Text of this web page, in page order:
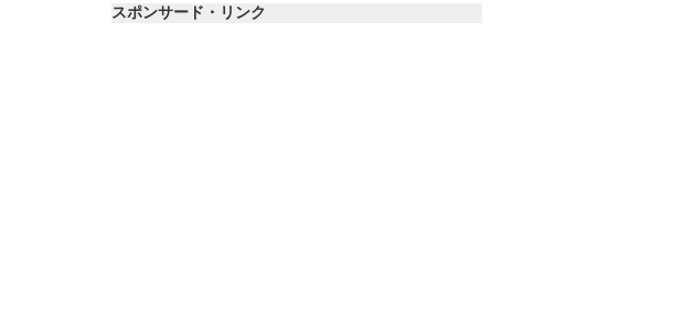
スポンサード・リンク